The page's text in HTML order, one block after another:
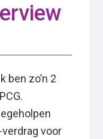
ben zo’n 2
voor